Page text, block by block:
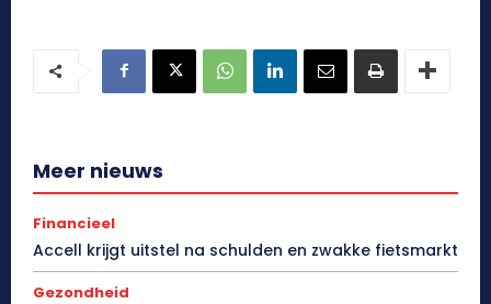
Meer nieuws
Financieel
Accell krijgt uitstel na schulden en zwakke fietsmarkt
Gezondheid